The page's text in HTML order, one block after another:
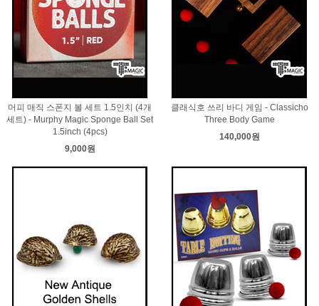
머피 매직 스폰지 볼 세트 1.5인치 (4개
세트) - Murphy Magic Sponge Ball Set
1.5inch (4pcs)
9,000원
클래식호 쓰리 바디 게임 - Classicho
Three Body Game
140,000원